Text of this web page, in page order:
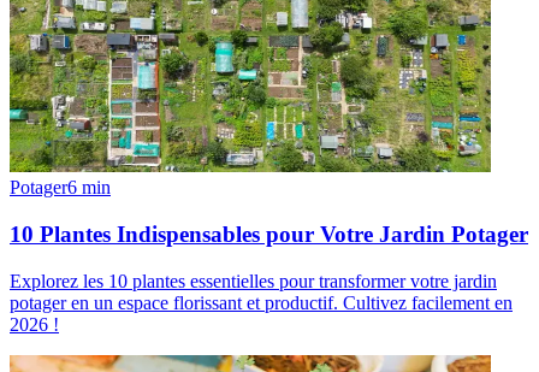
Potager6 min
10 Plantes Indispensables pour Votre Jardin Potager
Explorez les 10 plantes essentielles pour transformer votre jardin
potager en un espace florissant et productif. Cultivez facilement en
2026 !